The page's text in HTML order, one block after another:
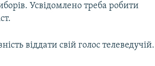
Усвідомлено треба робити
віддати свій голос телеведучій.